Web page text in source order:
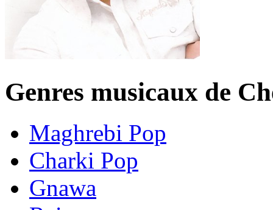
Genres musicaux de
Maghrebi Pop
Charki Pop
Gnawa